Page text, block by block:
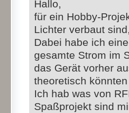
Hallo,
für ein Hobby-
Lichter verbaut
Dabei habe ich
gesamte Strom im
das Gerät vorher
theoretisch
Ich hab was von
Spaßprojekt sind